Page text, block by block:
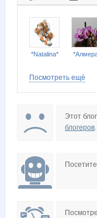
*Natalina*
Kathrin Kcenya
Посмотреть ещё
Этот
блогеров.